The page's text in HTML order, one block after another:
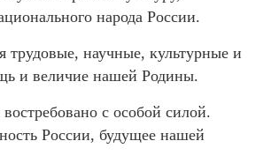
народа России.
трудовые, научные, культурные и
и величие нашей Родины.
с особой силой.
России, будущее нашей